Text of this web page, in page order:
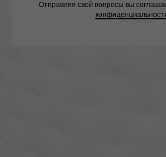
Отправляя свой вопросы вы